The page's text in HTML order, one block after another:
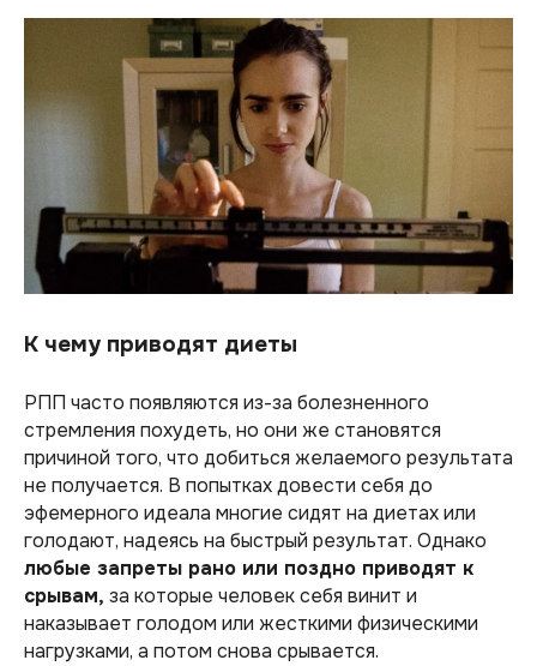
К чему приводят диеты
РПП часто появляются из-за болезненного
стремления похудеть, но они же становятся
причиной того, что добиться желаемого результата
не получается. В попытках довести себя до
эфемерного идеала многие сидят на диетах или
голодают, надеясь на быстрый результат. Однако
любые запреты рано или поздно приводят к
срывам, за которые человек себя винит и
наказывает голодом или жесткими физическими
нагрузками, а потом снова срывается.